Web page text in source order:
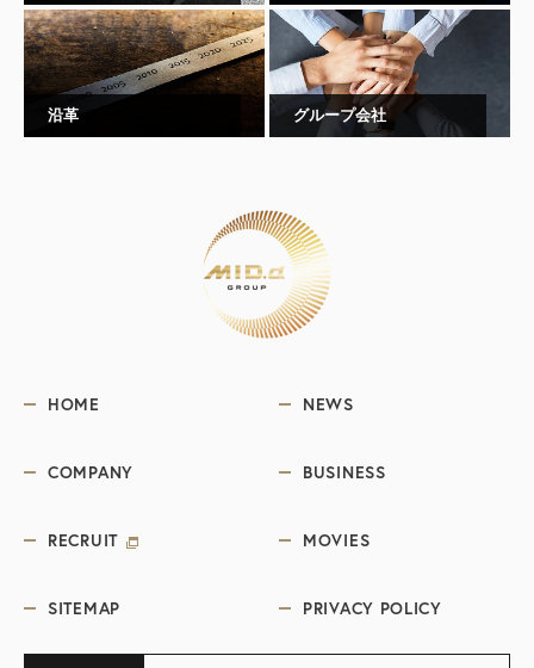
沿革 グループ会社
HOME NEWS
COMPANY BUSINESS
RECRUIT MOVIES
SITEMAP PRIVACY POLICY